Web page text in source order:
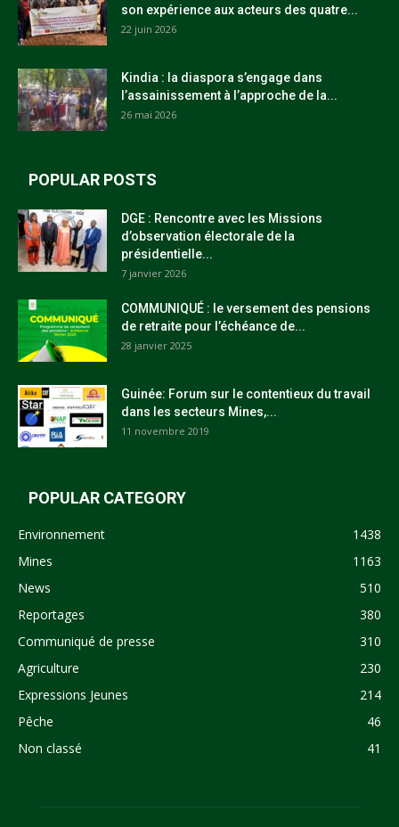
son expérience aux acteurs des quatre...
22 juin 2026
Kindia : la diaspora s’engage dans
l’assainissement à l’approche de la...
26 mai 2026
POPULAR POSTS
DGE : Rencontre avec les Missions
d’observation électorale de la
présidentielle...
7 janvier 2026
COMMUNIQUÉ : le versement des pensions
de retraite pour l’échéance de...
28 janvier 2025
Guinée: Forum sur le contentieux du travail
dans les secteurs Mines,...
11 novembre 2019
POPULAR CATEGORY
Environnement
1438
Mines
1163
News
510
Reportages
380
Communiqué de presse
310
Agriculture
230
Expressions Jeunes
214
Pêche
46
Non classé
41